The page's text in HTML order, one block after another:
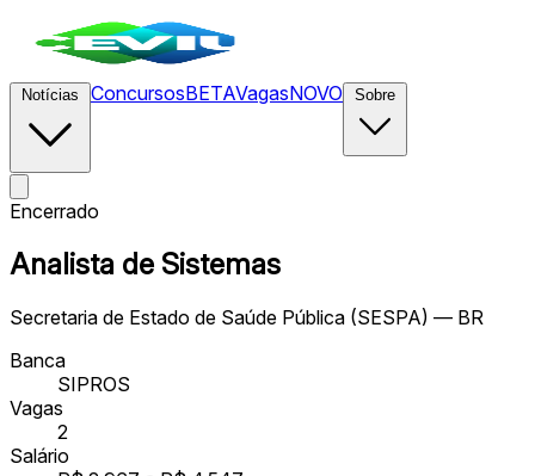
ConcursosBETAVagasNOVO
Encerrado
Analista de Sistemas
Secretaria de Estado de Saúde Pública (SESPA) — BR
Banca
SIPROS
Vagas
2
Salário